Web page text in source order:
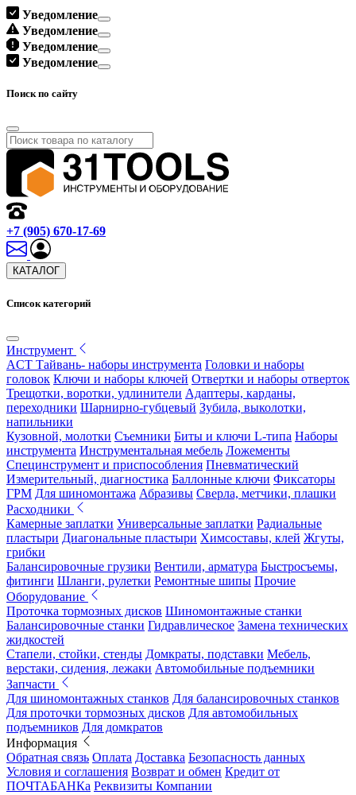
Уведомление
Уведомление
Уведомление
Уведомление
Поиск по сайту
+7 (905) 670-17-69
КАТАЛОГ
Список категорий
Инструмент
ACT Тайвань- наборы инструмента Головки и наборы
головок Ключи и наборы ключей Отвертки и наборы отверток
Трещотки, воротки, удлинители Адаптеры, карданы,
переходники Шарнирно-губцевый Зубила, выколотки,
напильники
Кузовной, молотки Съемники Биты и ключи L-типа Наборы
инструмента Инструментальная мебель Ложементы
Специнструмент и приспособления Пневматический
Измерительный, диагностика Баллонные ключи Фиксаторы
ГРМ Для шиномонтажа Абразивы Сверла, метчики, плашки
Расходники
Камерные заплатки Универсальные заплатки Радиальные
пластыри Диагональные пластыри Химсоставы, клей Жгуты,
грибки
Балансировочные грузики Вентили, арматура Быстросъемы,
фитинги Шланги, рулетки Ремонтные шипы Прочие
Оборудование
Проточка тормозных дисков Шиномонтажные станки
Балансировочные станки Гидравлическое Замена технических
жидкостей
Стапели, стойки, стенды Домкраты, подставки Мебель,
верстаки, сидения, лежаки Автомобильные подъемники
Запчасти
Для шиномонтажных станков Для балансировочных станков
Для проточки тормозных дисков Для автомобильных
подъемников Для домкратов
Информация
Обратная связь Оплата Доставка Безопасность данных
Условия и соглашения Возврат и обмен Кредит от
ПОЧТАБАНКа Реквизиты Компании